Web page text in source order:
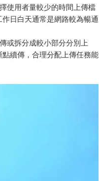
使用者量較少的時間上傳檔
日白天通常是網路較為暢通
或拆分成較小部分分別上
續傳，合理分配上傳任務能